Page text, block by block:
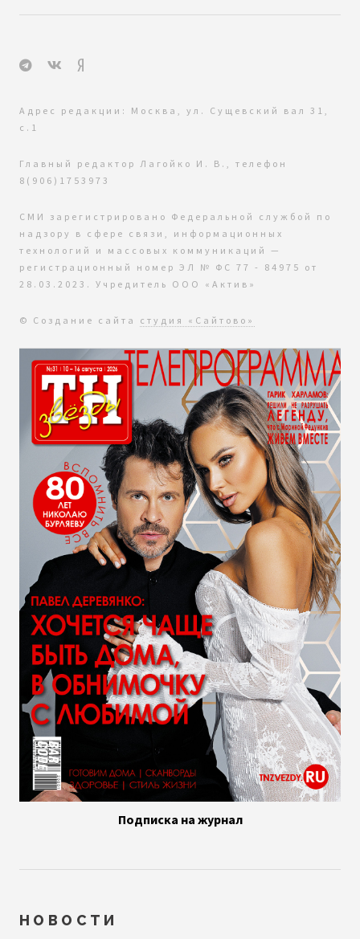
Адрес редакции: Москва, ул. Сущевский вал 31,
с.1
Главный редактор Лагойко И. В., телефон
8(906)1753973
СМИ зарегистрировано Федеральной службой по
надзору в сфере связи, информационных
технологий и массовых коммуникаций —
регистрационный номер ЭЛ № ФС 77 - 84975 от
28.03.2023. Учредитель ООО «Актив»
© Создание сайта студия «Сайтово»
Подписка на журнал
НОВОСТИ